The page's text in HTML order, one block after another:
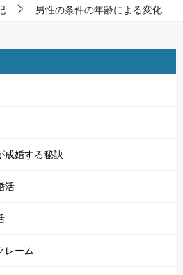
男性の条件の年齢による変化
成婚する秘訣
活
レーム